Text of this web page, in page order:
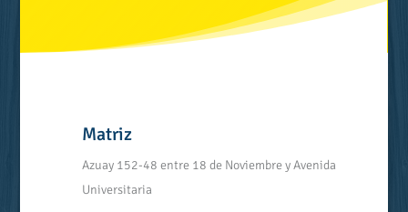
Matriz
Azuay 152-48 entre 18 de Noviembre y Avenida
Universitaria